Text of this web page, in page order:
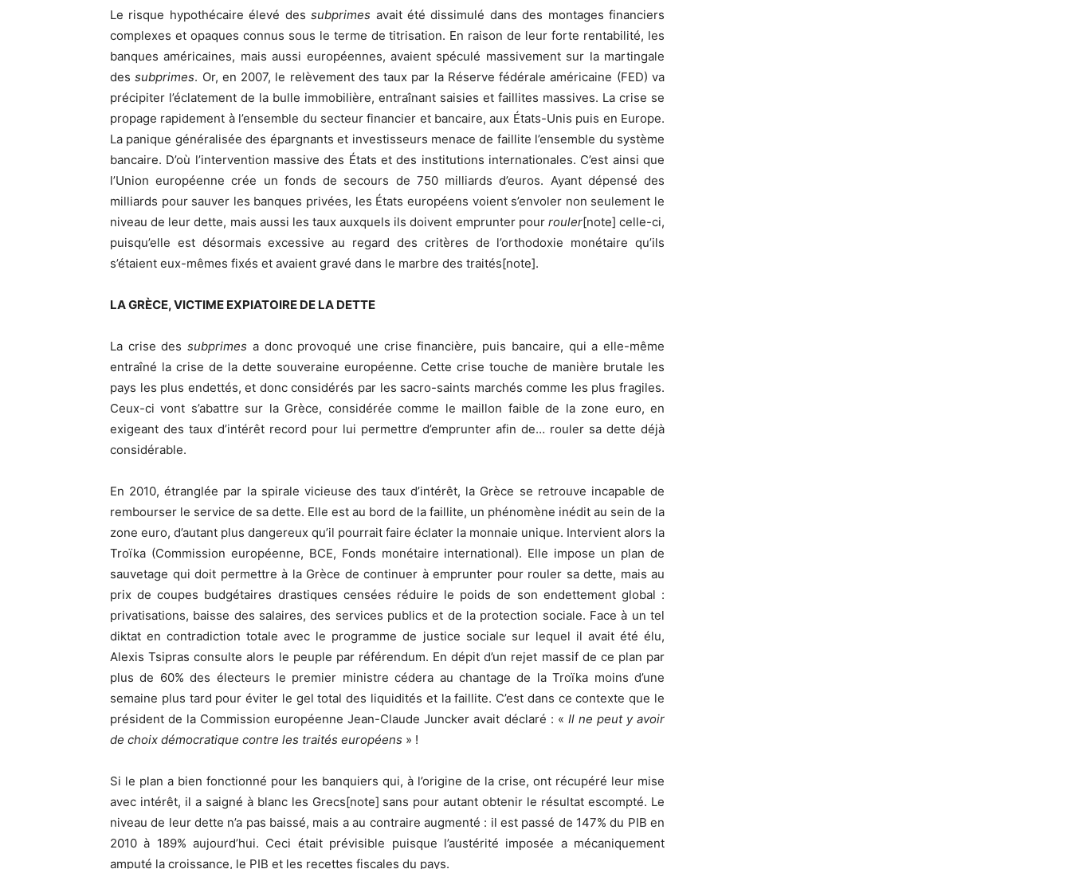
Le risque hypothécaire élevé dessubprimes avait été dissimulé dans des montages financiers
complexes et opaques connus sous le terme de titrisation. En raison de leur forte rentabilité, les
banques américaines, mais aussi européennes, avaient spéculé massivement sur la martingale
dessubprimes. Or, en 2007, le relèvement des taux par la Réserve fédérale américaine (FED) va
précipiter l’éclatement de la bulle immobilière, entraînant saisies et faillites massives. La crise se
propage rapidement à l’ensemble du secteur financier et bancaire, aux États-Unis puis en Europe.
La panique généralisée des épargnants et investisseurs menace de faillite l’ensemble du système
bancaire. D’où l’intervention massive des États et des institutions internationales. C’est ainsi que
l’Union européenne crée un fonds de secours de 750 milliards d’euros. Ayant dépensé des
milliards pour sauver les banques privées, les États européens voient s’envoler non seulement le
niveau de leur dette, mais aussi les taux auxquels ils doivent emprunter pour rouler[note] celle-ci,
puisqu’elle est désormais excessive au regard des critères de l’orthodoxie monétaire qu’ils
s’étaient eux-mêmes fixés et avaient gravé dans le marbre des traités[note].
LA GRÈCE, VICTIME EXPIATOIRE DE LA DETTE
La crise dessubprimes a donc provoqué une crise financière, puis bancaire, qui a elle-même
entraîné la crise de la dette souveraine européenne. Cette crise touche de manière brutale les
pays les plus endettés, et donc considérés par les sacro-saints marchés comme les plus fragiles.
Ceux-ci vont s’abattre sur la Grèce, considérée comme le maillon faible de la zone euro, en
exigeant des taux d’intérêt record pour lui permettre d’emprunter afin de… rouler sa dette déjà
considérable.
En 2010, étranglée par la spirale vicieuse des taux d’intérêt, la Grèce se retrouve incapable de
rembourser le service de sa dette. Elle est au bord de la faillite, un phénomène inédit au sein de la
zone euro, d’autant plus dangereux qu’il pourrait faire éclater la monnaie unique. Intervient alors la
Troïka (Commission européenne, BCE, Fonds monétaire international). Elle impose un plan de
sauvetage qui doit permettre à la Grèce de continuer à emprunter pour rouler sa dette, mais au
prix de coupes budgétaires drastiques censées réduire le poids de son endettement global :
privatisations, baisse des salaires, des services publics et de la protection sociale. Face à un tel
diktat en contradiction totale avec le programme de justice sociale sur lequel il avait été élu,
Alexis Tsipras consulte alors le peuple par référendum. En dépit d’un rejet massif de ce plan par
plus de 60% des électeurs le premier ministre cédera au chantage de la Troïka moins d’une
semaine plus tard pour éviter le gel total des liquidités et la faillite. C’est dans ce contexte que le
président de la Commission européenne Jean-Claude Juncker avait déclaré : « Il ne peut y avoir
de choix démocratique contre les traités européens » !
Si le plan a bien fonctionné pour les banquiers qui, à l’origine de la crise, ont récupéré leur mise
avec intérêt, il a saigné à blanc les Grecs[note] sans pour autant obtenir le résultat escompté. Le
niveau de leur dette n’a pas baissé, mais a au contraire augmenté : il est passé de 147% du PIB en
2010 à 189% aujourd’hui. Ceci était prévisible puisque l’austérité imposée a mécaniquement
amputé la croissance, le PIB et les recettes fiscales du pays.